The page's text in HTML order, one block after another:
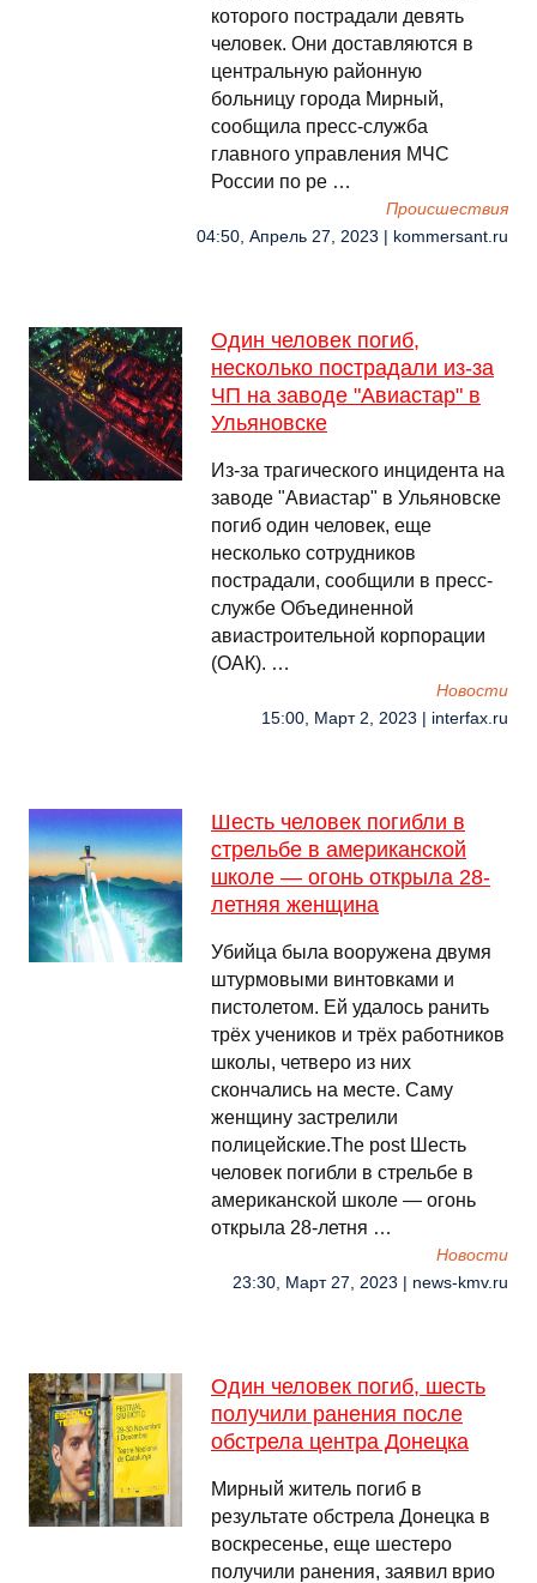
которого пострадали девять
человек. Они доставляются в
центральную районную
больницу города Мирный,
сообщила пресс-служба
главного управления МЧС
России по ре …
Происшествия
04:50, Апрель 27, 2023 | kommersant.ru
Один человек погиб,
несколько пострадали из-за
ЧП на заводе "Авиастар" в
Ульяновске
Из-за трагического инцидента на
заводе "Авиастар" в Ульяновске
погиб один человек, еще
несколько сотрудников
пострадали, сообщили в пресс-
службе Объединенной
авиастроительной корпорации
(ОАК). …
Новости
15:00, Март 2, 2023 | interfax.ru
Шесть человек погибли в
стрельбе в американской
школе — огонь открыла 28-
летняя женщина
Убийца была вооружена двумя
штурмовыми винтовками и
пистолетом. Ей удалось ранить
трёх учеников и трёх работников
школы, четверо из них
скончались на месте. Саму
женщину застрелили
полицейские.The post Шесть
человек погибли в стрельбе в
американской школе — огонь
открыла 28-летня …
Новости
23:30, Март 27, 2023 | news-kmv.ru
Один человек погиб, шесть
получили ранения после
обстрела центра Донецка
Мирный житель погиб в
результате обстрела Донецка в
воскресенье, еще шестеро
получили ранения, заявил врио